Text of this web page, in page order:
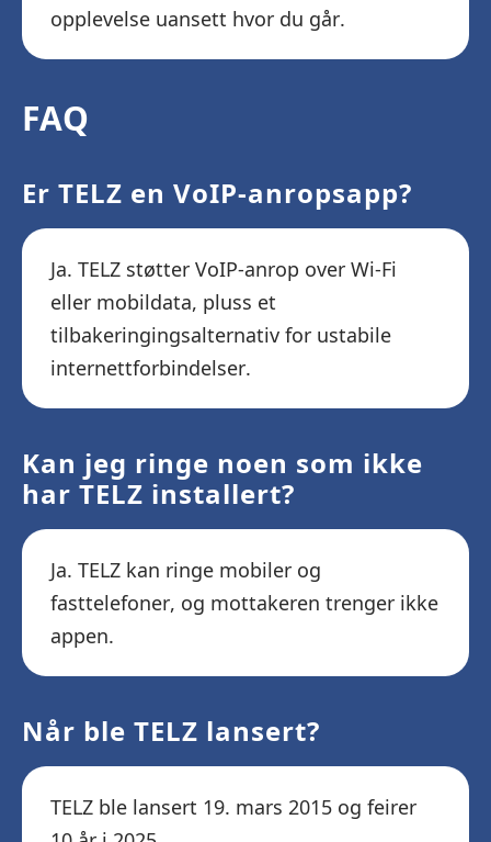
opplevelse uansett hvor du går.
FAQ
Er TELZ en VoIP-anropsapp?
Ja. TELZ støtter VoIP-anrop over Wi-Fi
eller mobildata, pluss et
tilbakeringingsalternativ for ustabile
internettforbindelser.
Kan jeg ringe noen som ikke
har TELZ installert?
Ja. TELZ kan ringe mobiler og
fasttelefoner, og mottakeren trenger ikke
appen.
Når ble TELZ lansert?
TELZ ble lansert 19. mars 2015 og feirer